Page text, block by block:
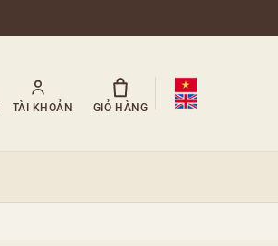
TÀI KHOẢN GIỎ HÀNG